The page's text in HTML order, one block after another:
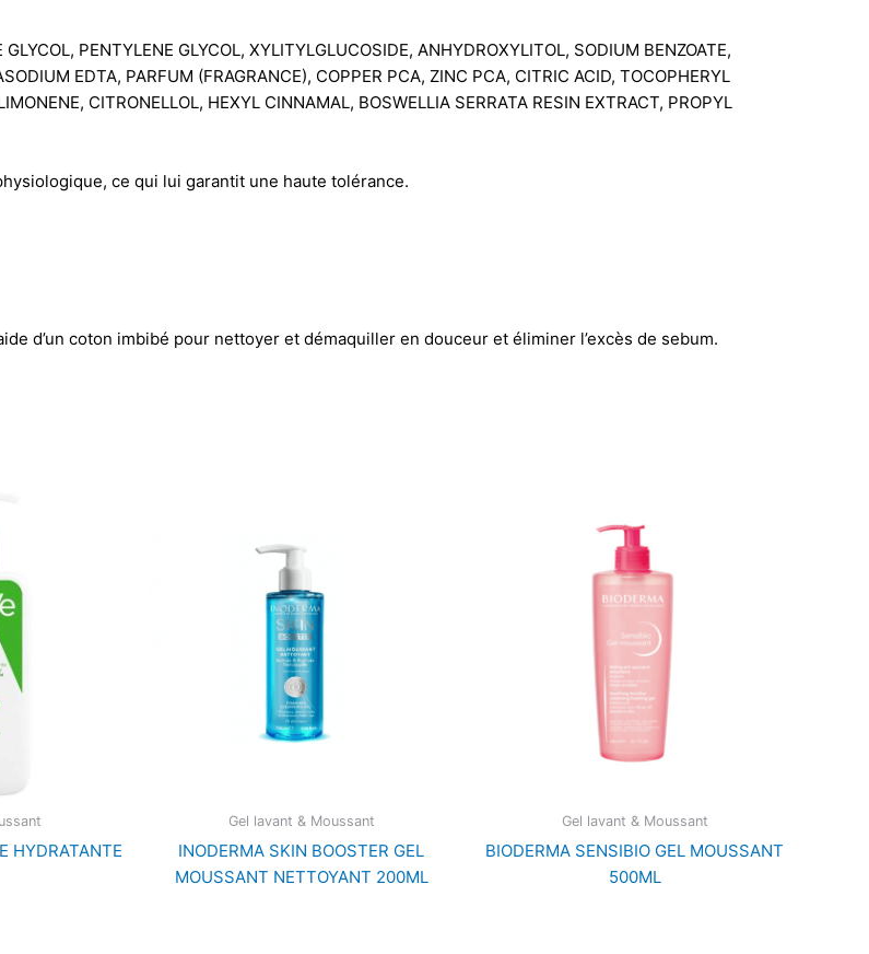
PENTYLENE GLYCOL, XYLITYLGLUCOSIDE, ANHYDROXYLITOL, SODIUM BENZOATE,
EDTA, PARFUM (FRAGRANCE), COPPER PCA, ZINC PCA, CITRIC ACID, TOCOPHERYL
CITRONELLOL, HEXYL CINNAMAL, BOSWELLIA SERRATA RESIN EXTRACT, PROPYL
ce qui lui garantit une haute tolérance.
d’un coton imbibé pour nettoyer et démaquiller en douceur et éliminer l’excès de sebum.
HYDRATANTE
Gel lavant & Moussant
INODERMA SKIN BOOSTER GEL
MOUSSANT NETTOYANT 200ML
Gel lavant & Moussant
BIODERMA SENSIBIO GEL MOUSSANT
500ML